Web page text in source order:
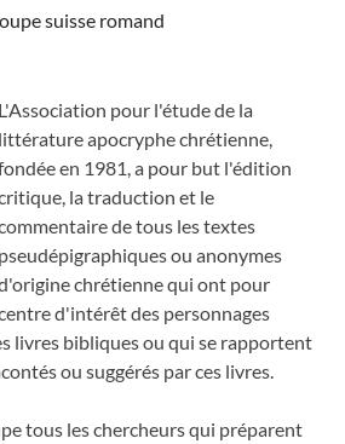
suisse romand
L'Association pour l'étude de la
littérature apocryphe chrétienne,
en 1981, a pour but l'édition
la traduction et le
de tous les textes
pseudépigraphiques ou anonymes
chrétienne qui ont pour
d'intérêt des personnages
livres bibliques ou qui se rapportent
ou suggérés par ces livres.
tous les chercheurs qui préparent